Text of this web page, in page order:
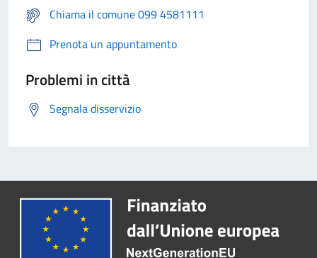
Chiama il comune 099 4581111
Prenota un appuntamento
Problemi in città
Segnala disservizio